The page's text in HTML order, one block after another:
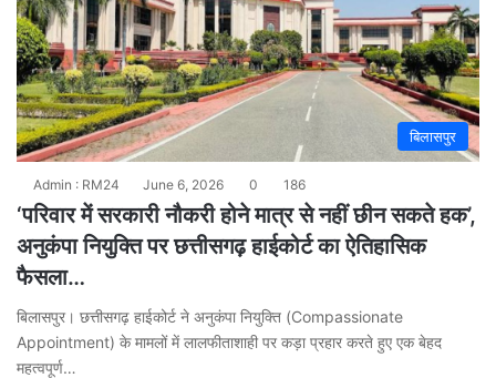
बिलासपुर
Admin : RM24 June 6, 2026 0 186
‘परिवार में सरकारी नौकरी होने मात्र से नहीं छीन सकते हक’,
अनुकंपा नियुक्ति पर छत्तीसगढ़ हाईकोर्ट का ऐतिहासिक
फैसला…
बिलासपुर। छत्तीसगढ़ हाईकोर्ट ने अनुकंपा नियुक्ति (Compassionate
Appointment) के मामलों में लालफीताशाही पर कड़ा प्रहार करते हुए एक बेहद
महत्वपूर्ण…